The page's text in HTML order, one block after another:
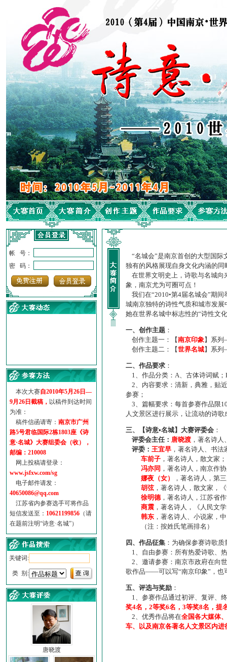
帐 号：
密 码：
·【诗意·名城】地铁展示作...
诗意名城·地铁时间
地铁完美呈现【诗意·名城...
参赛作品多达5000多首
“诗意·名城”晒诗会
特别通知--致广大诗词爱好...
本次大赛自2010年5月26日—
9月26日截稿， 以稿件到达时间
为准：
稿件信函请寄： 南京市广州
路5号君临国际2栋1803座《诗
意·名城》大赛组委会（收），
邮编：210008
网上投稿请登录：
www.jsfxw.com/sg
电子邮件请发：
40650086@qq.com
江苏省内参赛选手可将作品
短信发送至： 10621199856 （请
在题前注明“诗意·名城”）
关键词:
类 别:
唐晓渡
“名城会”是南京首创的大型国际
独有的风格展现自身文化内涵的
在世界文明史上，诗歌与名城向
象，南京尤为可圈可点！
我们在“2010•第4届名城会”期
城南京独特的诗性气质和城市发
她在世界名城中标志性的“诗性文
一、创作主题 ：
创作主题一：【南京印象】系
创作主题二：【世界名城】系
二、作品要求 ：
1、作品分类：A、古体诗词赋；
2、内容要求：清新，典雅，贴
参赛；
3、篇幅要求：每首参赛作品限
人文景区进行展示，让流动的诗
三、【诗意•名城】大赛评委会 ：
评委会主任： 唐晓渡 ，著名诗
评委： 王宜早 ，著名诗人、书
车前子 ，著名诗人，散文家；
冯亦同 ，著名诗人，南京作
娜夜（女）
，著名诗人，第
胡弦，著名诗人，散文家，
徐明德，著名诗人，江苏省
商震 ，著名诗人，《人民文
韩东 ，著名诗人、小说家，
（注：按姓氏笔画排名）
四、作品征集 ：为确保参赛诗歌
1、自由参赛：所有热爱诗歌、
2、邀请参赛：南京市政府在向
歌作品——可以写“南京印象”，也
五、评选与奖励 ：
1、参赛作品通过初评、复评、
奖4名，2等奖6名，3等奖8名，提
2、优秀作品将在全国各大媒体
车、以及南京各著名人文景区内进